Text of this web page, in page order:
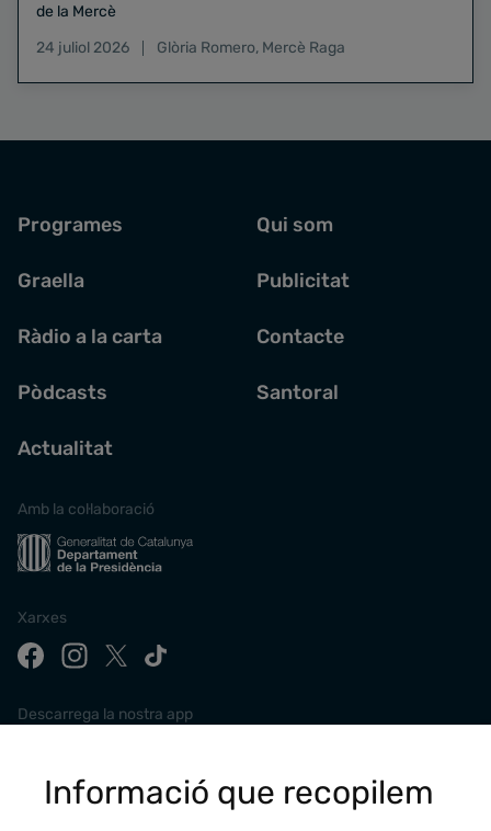
de la Mercè
24 juliol 2026
Glòria Romero, Mercè Raga
Programes
Graella
Ràdio a la carta
Pòdcasts
Actualitat
Qui som
Publicitat
Contacte
Santoral
Amb la col·laboració
Xarxes
Descarrega la nostra app
Informació que recopilem